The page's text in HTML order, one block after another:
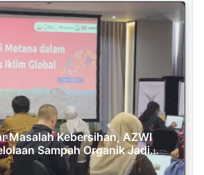
Masalah Kebersihan, AZWI
Sampah Organik Jadi